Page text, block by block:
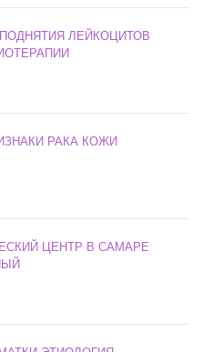
ЛЕЙКОЦИТОВ
РАКА КОЖИ
ЦЕНТР В САМАРЕ